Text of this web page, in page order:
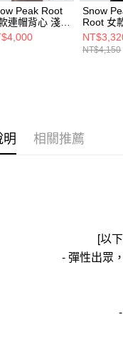
Peak Root
連帽背心 淺米
Snow
Root 女
心 黑
NT$4,150
明 相關推薦
[以
- 彈性出眾